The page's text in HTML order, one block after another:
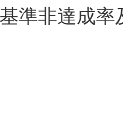
準非達成率